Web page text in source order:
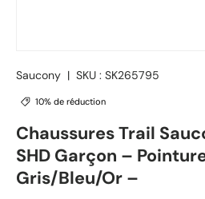
Saucony | SKU : SK265795
10% de réduction
Chaussures Trail
SHD Garçon –
Gris/Bleu/Or –